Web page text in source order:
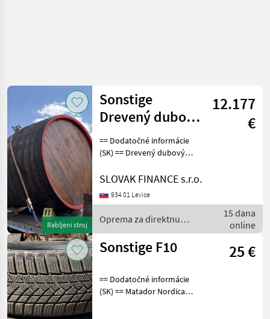
Rabljeni stroj
Sonstige
Drevený dubový
sud s
podstavcom,
12.177
€
== Dodatočné informácie
(SK) == Drevený dubový
11.000 l, predtým
= vnútorná dĺžka, 2, 25 m =
SLOVAK FINANCE s.r.o.
934 01 Levice
Oprema za direktnu
prodaju / Sonstige
15 dana
online
Sonstige F10 25 €
== Dodatočné informácie
(SK) == Matador Nordica